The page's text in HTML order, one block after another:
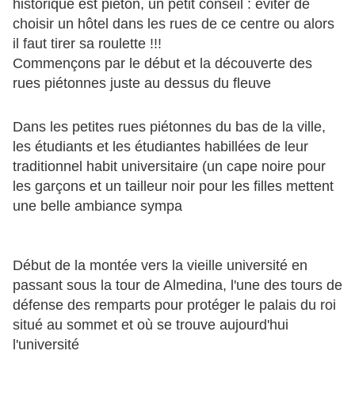
historique est piéton, un petit conseil : éviter de
choisir un hôtel dans les rues de ce centre ou alors
il faut tirer sa roulette !!!
Commençons par le début et la découverte des
rues piétonnes juste au dessus du fleuve
Dans les petites rues piétonnes du bas de la ville,
les étudiants et les étudiantes habillées de leur
traditionnel habit universitaire (un cape noire pour
les garçons et un tailleur noir pour les filles mettent
une belle ambiance sympa
Début de la montée vers la vieille université en
passant sous la tour de Almedina, l'une des tours de
défense des remparts pour protéger le palais du roi
situé au sommet et où se trouve aujourd'hui
l'université